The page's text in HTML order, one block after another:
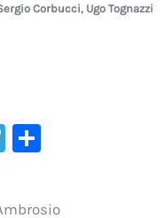
Corbucci, Ugo Tognazzi
Te C